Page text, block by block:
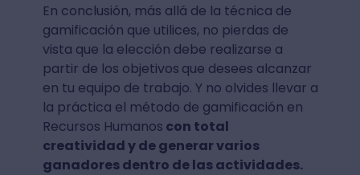
En conclusión, más allá de la técnica de
gamificación que utilices, no pierdas de
vista que la elección debe realizarse a
partir de los objetivos que desees alcanzar
en tu equipo de trabajo. Y no olvides llevar a
la práctica el método de gamificación en
Recursos Humanos con total
creatividad y de generar varios
ganadores dentro de las actividades.